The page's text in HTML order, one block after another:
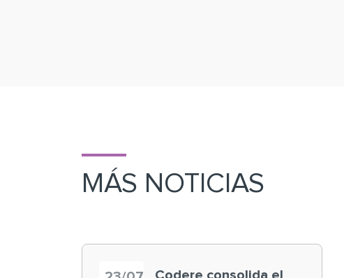
MÁS NOTICIAS
Codere consolida el